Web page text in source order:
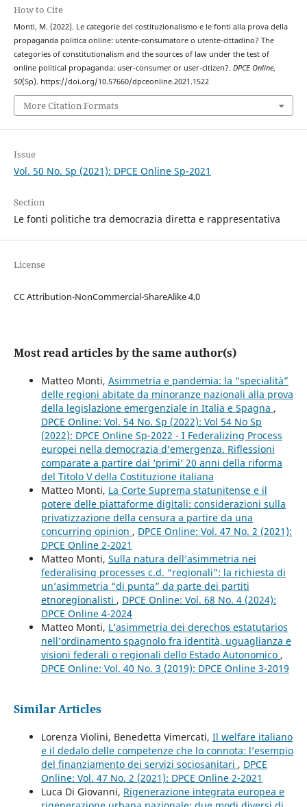
How to Cite
Monti, M. (2022). Le categorie del costituzionalismo e le fonti alla prova della
propaganda politica online: utente-consumatore o utente-cittadino? The
categories of constitutionalism and the sources of law under the test of
online political propaganda: user-consumer or user-citizen?. DPCE Online,
50(Sp). https://doi.org/10.57660/dpceonline.2021.1522
More Citation Formats
Issue
Vol. 50 No. Sp (2021): DPCE Online Sp-2021
Section
Le fonti politiche tra democrazia diretta e rappresentativa
License
CC Attribution-NonCommercial-ShareAlike 4.0
Most read articles by the same author(s)
Matteo Monti, Asimmetria e pandemia: la “specialità”
delle regioni abitate da minoranze nazionali alla prova
della legislazione emergenziale in Italia e Spagna ,
DPCE Online: Vol. 54 No. Sp (2022): Vol 54 No Sp
(2022): DPCE Online Sp-2022 - I Federalizing Process
europei nella democrazia d’emergenza. Riflessioni
comparate a partire dai ‘primi’ 20 anni della riforma
del Titolo V della Costituzione italiana
Matteo Monti, La Corte Suprema statunitense e il
potere delle piattaforme digitali: considerazioni sulla
privatizzazione della censura a partire da una
concurring opinion , DPCE Online: Vol. 47 No. 2 (2021):
DPCE Online 2-2021
Matteo Monti, Sulla natura dell’asimmetria nei
federalising processes c.d. “regionali”: la richiesta di
un’asimmetria “di punta” da parte dei partiti
etnoregionalisti , DPCE Online: Vol. 68 No. 4 (2024):
DPCE Online 4-2024
Matteo Monti, L’asimmetria dei derechos estatutarios
nell’ordinamento spagnolo fra identità, uguaglianza e
visioni federali o regionali dello Estado Autonomico ,
DPCE Online: Vol. 40 No. 3 (2019): DPCE Online 3-2019
Similar Articles
Lorenza Violini, Benedetta Vimercati, Il welfare italiano
e il dedalo delle competenze che lo connota: l’esempio
del finanziamento dei servizi sociosanitari , DPCE
Online: Vol. 47 No. 2 (2021): DPCE Online 2-2021
Luca Di Giovanni, Rigenerazione integrata europea e